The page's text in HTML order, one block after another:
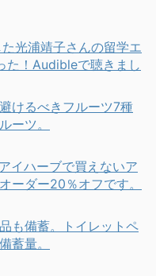
光浦靖子さんの留学エ
た！Audibleで聴きまし
けるべきフルーツ7種
ーツ。
イハーブで買えないア
ーダー20％オフです。
も備蓄。トイレットペ
蓄量。